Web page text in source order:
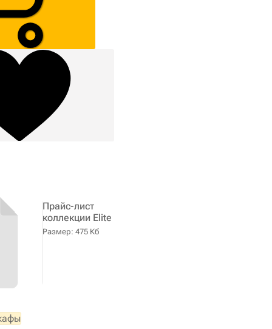
Прайс-лист
коллекции Elite
Размер: 475 Кб